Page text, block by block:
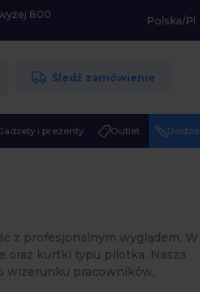
800
Polska/Pl
Śledź zamówienie
i prezenty Outlet
z profesjonalnym wyglądem.
oraz kurtki typu pilotka. Nasza
wizerunku pracowników,